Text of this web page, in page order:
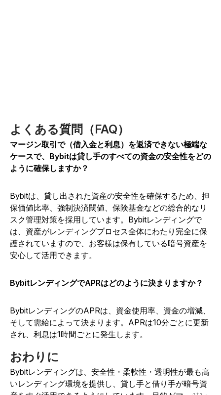
よくある質問（FAQ）
マージン取引で（借入金と利息）を返済できない極端な
ケースで、Bybitは貸し手のすべての資金の安全性をどの
ように確保しますか？
Bybitは、貸し出された資産の安全性を確保するため、担
保価値比率、強制決済閾値、保険基金などの総合的なリ
スク管理対策を採用しています。Bybitレンディングで
は、資産がレンディングプロセス全体にわたり完全に保
護されていますので、お客様は保有している暗号資産を
安心して活用できます。
BybitレンディングでAPRはどのように決まりますか？
BybitレンディングのAPRは、資金使用率、資金の増減、
そして需給によって決まります。APRは10分ごとに更新
され、利息は1時間ごとに発生します。
おわりに
Bybitレンディングは、安全性・柔軟性・透明性が最も高
いレンディング環境を提供し、貸し手と借り手が暗号資